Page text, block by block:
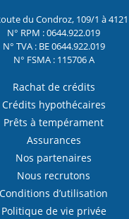
du Condroz, 109/1 à 4121
N° RPM : 0644.922.019
N° TVA : BE 0644.922.019
N° FSMA : 115706 A
Rachat de crédits
Crédits hypothécaires
Prêts à tempérament
Assurances
Nos partenaires
Nous recrutons
Conditions d’utilisation
Politique de vie privée